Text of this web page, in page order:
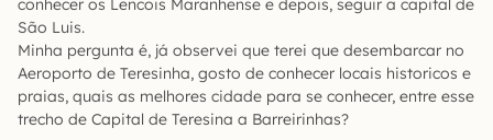
conhecer os Lencois Maranhense e depois, seguir a capital de
São Luis.
Minha pergunta é, já observei que terei que desembarcar no
Aeroporto de Teresinha, gosto de conhecer locais historicos e
praias, quais as melhores cidade para se conhecer, entre esse
trecho de Capital de Teresina a Barreirinhas?